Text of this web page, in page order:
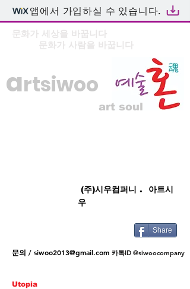
앱에서 가입하실 수 있습니다.
문화가 세상을 바꿉니다
문화가 사람을 바꿉니다
artsiwoo
art soul
(주)시우컴퍼니 . 아트시
우
Share
문의 / siwoo2013@gmail.com 카톡ID @siwoocompany
Utopia